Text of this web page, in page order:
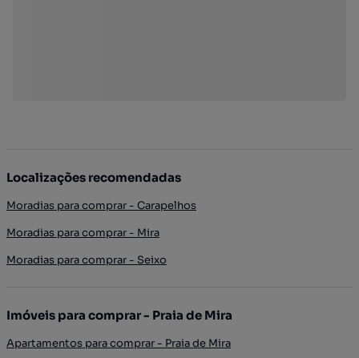
Localizações recomendadas
Moradias para comprar - Carapelhos
Moradias para comprar - Mira
Moradias para comprar - Seixo
Imóveis para comprar - Praia de Mira
Apartamentos para comprar - Praia de Mira